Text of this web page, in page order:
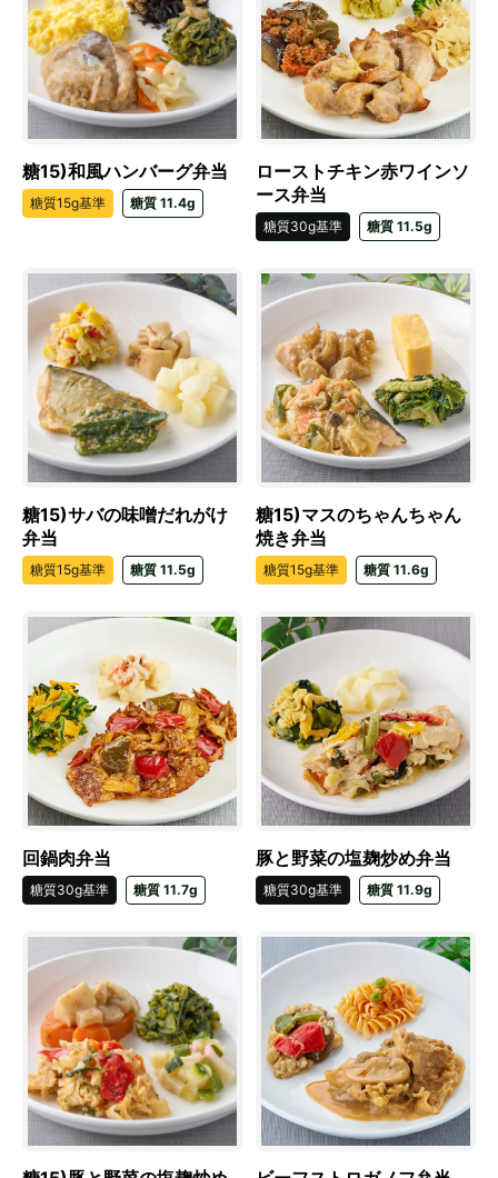
糖15)和風ハンバーグ弁当
糖質15g基準 糖質 11.4g
ローストチキン赤ワインソ
ース弁当
糖質30g基準 糖質 11.5g
糖15)サバの味噌だれがけ
弁当
糖質15g基準 糖質 11.5g
糖15)マスのちゃんちゃん
焼き弁当
糖質15g基準 糖質 11.6g
回鍋肉弁当
糖質30g基準 糖質 11.7g
豚と野菜の塩麹炒め弁当
糖質30g基準 糖質 11.9g